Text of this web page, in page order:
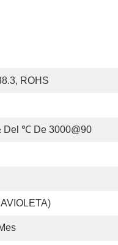
ROHS
Del ℃ De 3000@90